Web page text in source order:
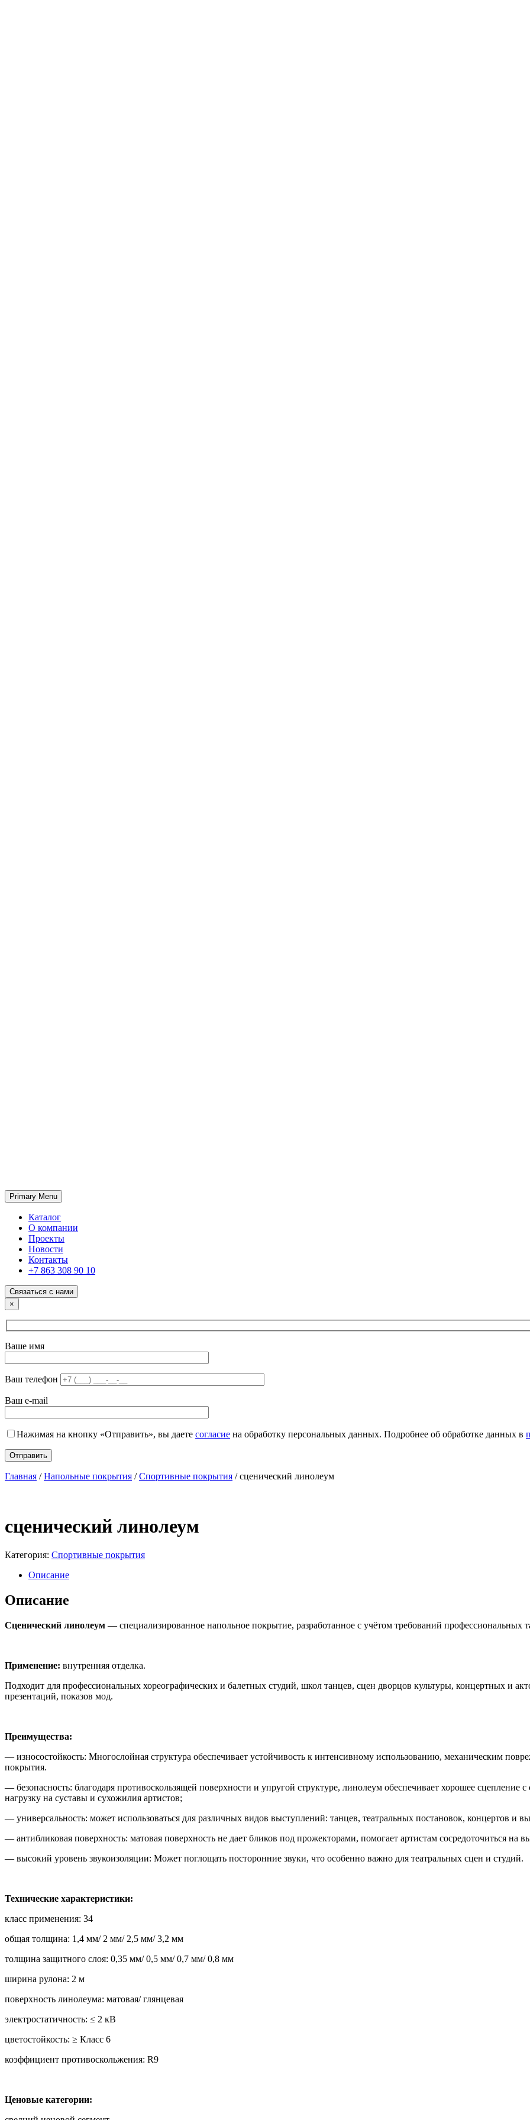
ГК «SABONE»
Оптовые поставки отделочных материалов и оборудования
Primary Menu
Каталог
О компании
Проекты
Новости
Контакты
+7 863 308 90 10
Связаться с нами
×
Ваше имя
Ваш телефон
Ваш e-mail
Нажимая на кнопку «Отправить», вы даете согласие на обработку персональных данных. Подробнее об обработке данных в
Главная /Напольные покрытия /Спортивные покрытия / сценический линолеум
сценический линолеум
Категория: Спортивные покрытия
Описание
Описание
Сценический линолеум — специализированное напольное покрытие, разработанное с учётом требований профессиональных
Применение: внутренняя отделка.
Подходит для профессиональных хореографических и балетных студий, школ танцев, сцен дворцов культуры, концертных и
презентаций, показов мод.
Преимущества:
— износостойкость: Многослойная структура обеспечивает устойчивость к интенсивному использованию, механическим
покрытия.
— безопасность: благодаря противоскользящей поверхности и упругой структуре, линолеум обеспечивает хорошее
нагрузку на суставы и сухожилия артистов;
— универсальность: может использоваться для различных видов выступлений: танцев, театральных постановок, концертов и
— антибликовая поверхность: матовая поверхность не дает бликов под прожекторами, помогает артистам сосредоточиться на
— высокий уровень звукоизоляции: Может поглощать посторонние звуки, что особенно важно для театральных сцен и студий.
Технические характеристики:
класс применения: 34
общая толщина: 1,4 мм/ 2 мм/ 2,5 мм/ 3,2 мм
толщина защитного слоя: 0,35 мм/ 0,5 мм/ 0,7 мм/ 0,8 мм
ширина рулона: 2 м
поверхность линолеума: матовая/ глянцевая
электростатичность: ≤ 2 кВ
цветостойкость: ≥ Класс 6
коэффициент противоскольжения: R9
Ценовые категории: